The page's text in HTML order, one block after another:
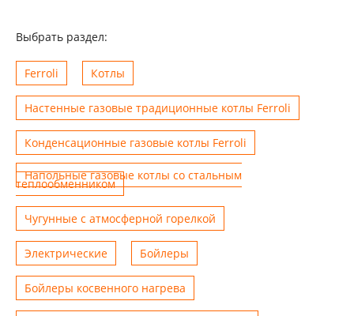
Выбрать раздел:
Ferroli Котлы
Настенные газовые традиционные котлы Ferroli
Конденсационные газовые котлы Ferroli
Напольные газовые котлы со стальным
теплообменником
Чугунные с атмосферной горелкой
Электрические Бойлеры
Бойлеры косвенного нагрева